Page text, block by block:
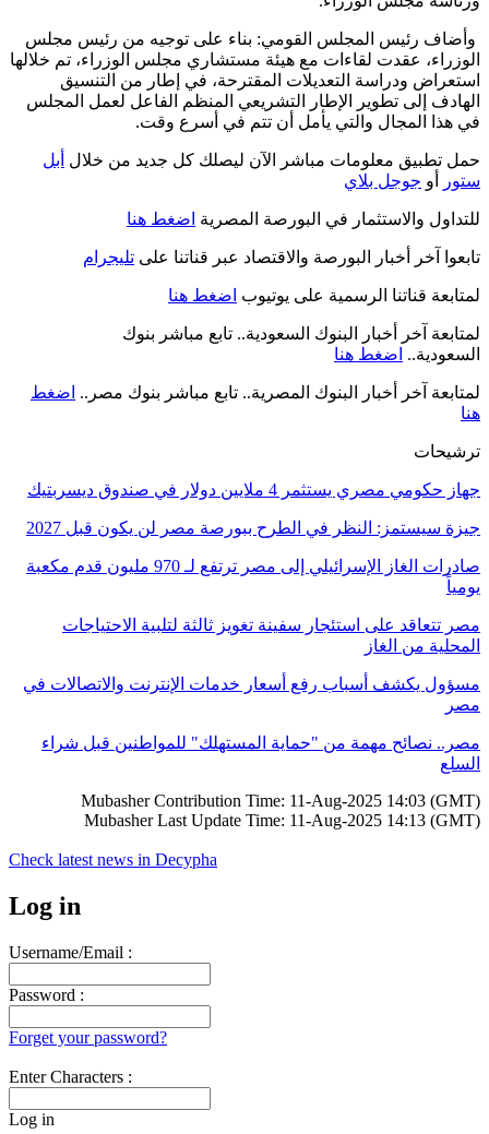
وأضاف رئيس المجلس القومي: بناء على توجيه من رئيس مجلس
الوزراء، عقدت لقاءات مع هيئة مستشاري مجلس الوزراء، تم خلالها
استعراض ودراسة التعديلات المقترحة، في إطار من التنسيق
الهادف إلى تطوير الإطار التشريعي المنظم الفاعل لعمل المجلس
في هذا المجال والتي يأمل أن تتم في أسرع وقت.
حمل تطبيق معلومات مباشر الآن ليصلك كل جديد من خلال أبل
ستور
أو جوجل بلاي
للتداول والاستثمار في البورصة المصرية اضغط هنا
تابعوا آخر أخبار البورصة والاقتصاد عبر قناتنا على تليجرام
لمتابعة قناتنا الرسمية على يوتيوب اضغط هنا
لمتابعة آخر أخبار البنوك السعودية.. تابع مباشر بنوك
السعودية.. اضغط هنا
لمتابعة آخر أخبار البنوك المصرية.. تابع مباشر بنوك مصر.. اضغط
هنا
ترشيحات
جهاز حكومي مصري يستثمر 4 ملايين دولار في صندوق ديسربتيك
جيزة سيستمز: النظر في الطرح ببورصة مصر لن يكون قبل 2027
صادرات الغاز الإسرائيلي إلى مصر ترتفع لـ 970 مليون قدم مكعبة
يومياً
مصر تتعاقد على استئجار سفينة تغويز ثالثة لتلبية الاحتياجات
المحلية من الغاز
مسؤول يكشف أسباب رفع أسعار خدمات الإنترنت والاتصالات في
مصر
مصر.. نصائح مهمة من "حماية المستهلك" للمواطنين قبل شراء
السلع
Mubasher Contribution Time: 11-Aug-2025 14:03 (GMT)
Mubasher Last Update Time: 11-Aug-2025 14:13 (GMT)
Check latest news in Decypha
Log in
Username/Email :
Password :
Forget your password?
Enter Characters :
Log in